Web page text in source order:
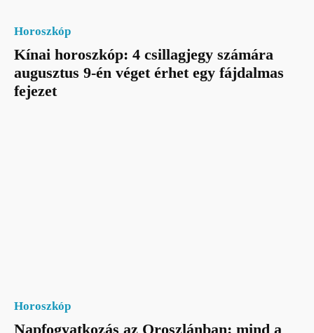
Horoszkóp
Kínai horoszkóp: 4 csillagjegy számára
augusztus 9-én véget érhet egy fájdalmas
fejezet
Horoszkóp
Napfogyatkozás az Oroszlánban: mind a